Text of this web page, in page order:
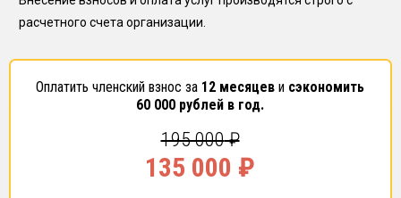
расчетного счета организации.
Оплатить членский взнос за 12 месяцев и сэкономить
60 000 рублей в год.
195 000₽
135 000 ₽